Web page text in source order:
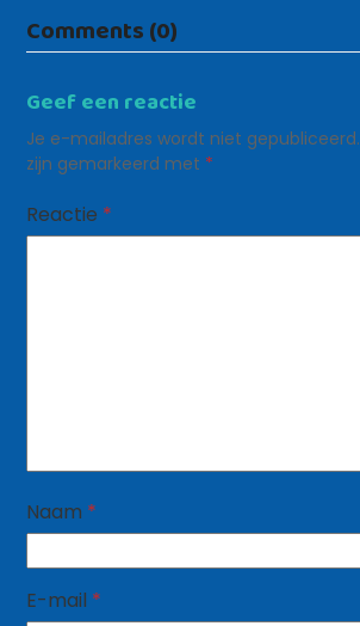
Comments (0)
Geef een reactie
Je e-mailadres wordt niet gepubliceerd.
zijn gemarkeerd met *
Reactie *
Naam *
E-mail *